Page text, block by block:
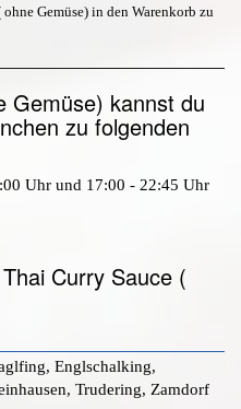
Gemüse) in den Warenkorb zu
Gemüse) kannst du
zu folgenden
Uhr und 17:00 - 22:45 Uhr
Curry Sauce (
Englschalking,
Trudering, Zamdorf